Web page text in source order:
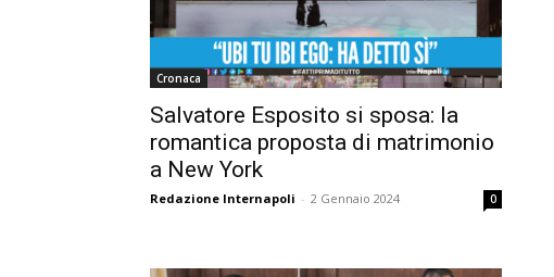
Cronaca
Salvatore Esposito si sposa: la
romantica proposta di matrimonio
a New York
Redazione Internapoli - 2 Gennaio 2024 0